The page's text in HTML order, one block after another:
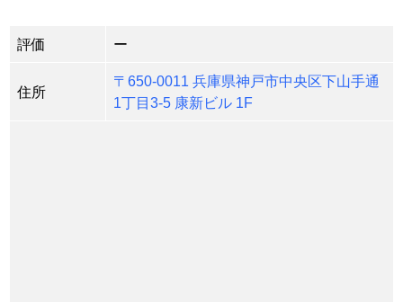
評価 ー
住所
〒650-0011 兵庫県神戸市中央区下山手通
1丁目3-5 康新ビル 1F